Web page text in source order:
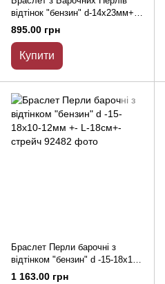
відтінок "бензин" d-14х23мм+-
L-18см +- (стрейч)
895.00 грн
Купити
Браслет Перли барочні з
відтінком "бензин" d -15-18х10-
12мм +- L-18см+- стрейч
1 163.00 грн